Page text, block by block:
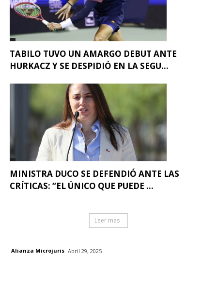
TABILO TUVO UN AMARGO DEBUT ANTE
HURKACZ Y SE DESPIDIÓ EN LA SEGU...
MINISTRA DUCO SE DEFENDIÓ ANTE LAS
CRÍTICAS: “EL ÚNICO QUE PUEDE ...
Leer mas
Alianza Microjuris Abril 29, 2025